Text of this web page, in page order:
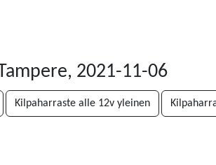
Tampere, 2021-11-06
Kilpaharraste alle 12v yleinen